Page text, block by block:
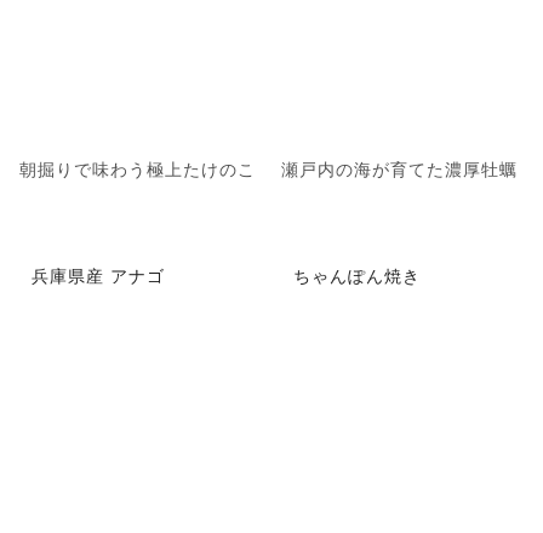
朝掘りで味わう極上たけのこ 瀬戸内の海が育てた濃厚牡蠣
兵庫県産 アナゴ ちゃんぽん焼き